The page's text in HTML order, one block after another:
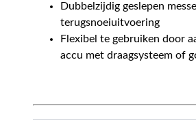
Dubbelzijdig geslepen
terugsnoeiuitvoering
Flexibel te gebruiken door
accu met draagsysteem of